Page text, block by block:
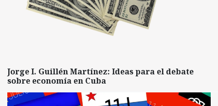
Jorge I. Guillén Martínez: Ideas para el debate
sobre economía en Cuba